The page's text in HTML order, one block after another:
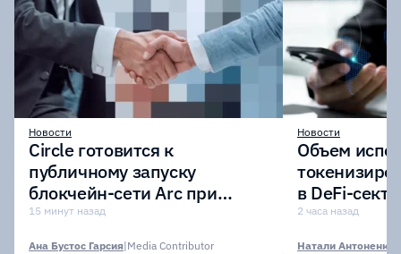
Новости
Circle готовится к
публичному запуску
блокчейн-сети Arc при
участии крупнейших
финансовых организаций
15 минут назад
Ана Бустос Гарсия|Media Contributor
Новости
Объем
в DeFi-
$7,4 млрд
2 часа назад
Натали Антоненко